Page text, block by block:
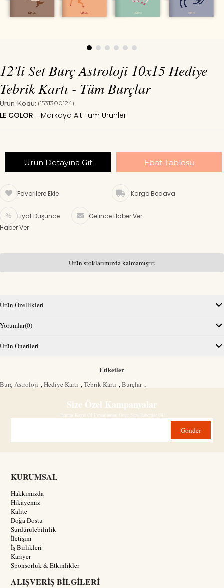
12'li Set Burç Astroloji 10x15 Hediye
Tebrik Kartı - Tüm Burçlar
Ürün Kodu: (1531300124)
LE COLOR
Ürün Detayına Git Ebat Tablosu
Favorilere Ekle Kargo Bedava
Fiyat Düşünce
Haber Ver
Gelince Haber Ver
Ürün stoklarımızda kalmamıştır.
Ürün Özellikleri
Yorumlar(0)
Ürün Önerileri
Etiketler
Burç Astroloji ,Hediye Kartı ,Tebrik Kartı ,Burçlar ,
Size Özel Kampanyalar
Hemen Kayıt Ol Fırsatlardan Önce Sen Haberdar Ol!
Gönder
KURUMSAL
Hakkımızda
Hikayemiz
Kalite
Doğa Dostu
Sürdürülebilirlik
İletişim
İş Birlikleri
Kariyer
Sponsorluk & Etkinlikler
ALIŞVERİŞ BİLGİLERİ